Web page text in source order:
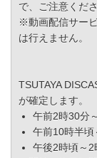
で、ご注意くださ
※動画配信サー
は行えません。
TSUTAYA
が確定します。
午前2時30分
午前10時半
午後2時頃～2